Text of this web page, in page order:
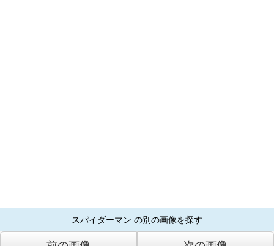
スパイダーマン の別の画像を探す